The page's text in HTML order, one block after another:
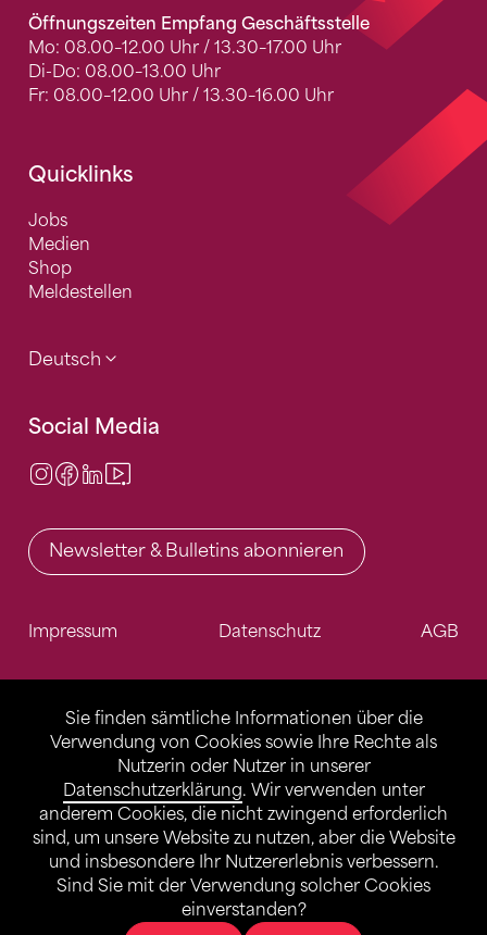
Sie finden sämtliche Informationen über die
Verwendung von Cookies sowie Ihre Rechte als
Nutzerin oder Nutzer in unserer
Datenschutzerklärung. Wir verwenden unter
anderem Cookies, die nicht zwingend erforderlich
sind, um unsere Website zu nutzen, aber die Website
und insbesondere Ihr Nutzererlebnis verbessern.
Sind Sie mit der Verwendung solcher Cookies
einverstanden?
Öffnungszeiten Empfang Geschäftsstelle
Mo: 08.00–12.00 Uhr / 13.30–17.00 Uhr
Di-Do: 08.00–13.00 Uhr
Fr: 08.00–12.00 Uhr / 13.30–16.00 Uhr
Quicklinks
Jobs
Medien
Shop
Meldestellen
Deutsch
Social Media
Instagram
Facebook
LinkedIn
Newsletter & Bulletins abonnieren
Impressum Datenschutz AGB